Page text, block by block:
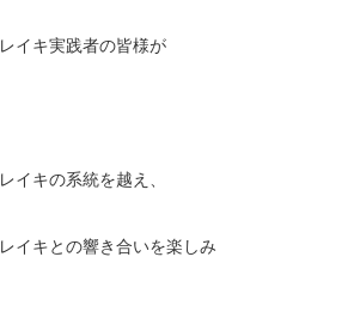
レイキ実践者の皆様が
レイキの系統を越え、
レイキとの響き合いを楽しみ